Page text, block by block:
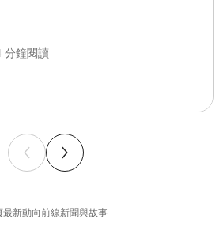
分鐘閱讀
最新動向前線新聞與故事